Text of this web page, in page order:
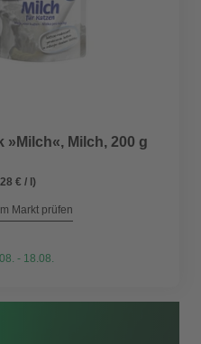
»Milch«, Milch, 200 g
€ / l)
Markt prüfen
- 18.08.